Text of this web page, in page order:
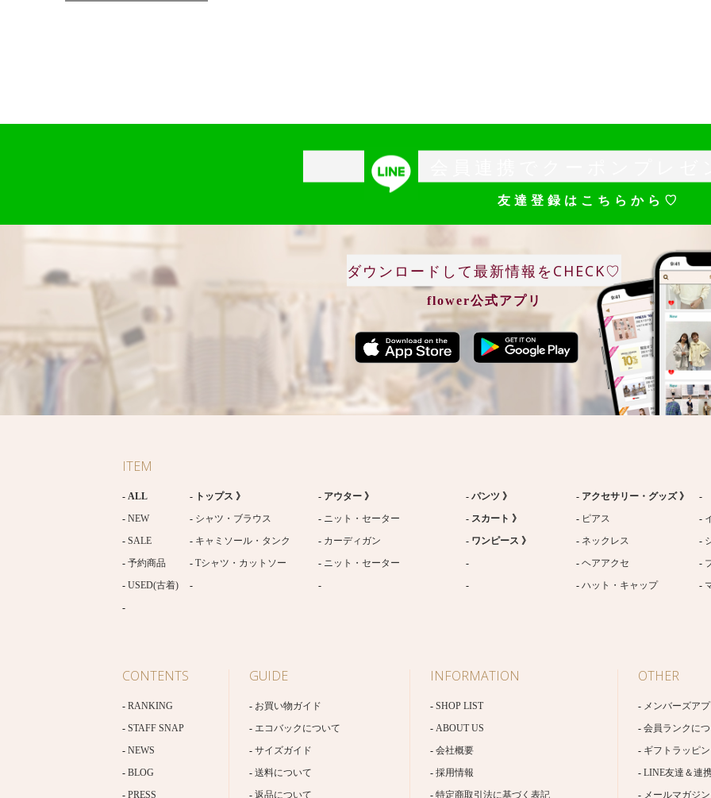
友達登録はこちらから♡
ダウンロードして最新情報をCHECK♡
flower公式アプリ
ITEM
ALL トップス 》 アウター 》 パンツ 》
アクセサリー・グッズ 》
NEW
シャツ・ブラウス ニット・セーター スカート 》 ピアス
SALE
キャミソール・タンク カーディガン ワンピース 》 ネックレス
予約商品
Tシャツ・カットソー ニット・セーター ヘアアクセ
USED(古着)
ハット・キャップ
CONTENTS
RANKING
STAFF SNAP
NEWS
BLOG
PRESS
GUIDE
お買い物ガイド
エコバックについて
サイズガイド
送料について
返品について
INFORMATION
SHOP LIST
ABOUT US
会社概要
採用情報
特定商取引法に基づく表記
OTHER
メンバーズア
会員ランクに
ギフトラッピ
LINE友達＆連
メールマガジン